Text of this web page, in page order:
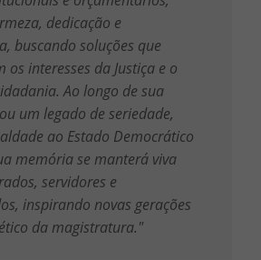
dedicação e
buscando soluções que
os interesses da Justiça e o
Ao longo de sua
um legado de seriedade,
ao Estado Democrático
memória se manterá viva
servidores e
inspirando novas gerações
da magistratura."